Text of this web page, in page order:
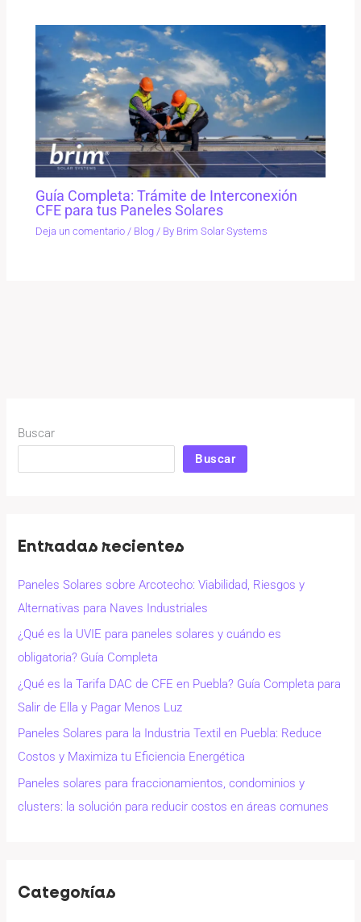
Buscar
Buscar
Entradas recientes
Paneles Solares sobre Arcotecho: Viabilidad, Riesgos y
Alternativas para Naves Industriales
¿Qué es la UVIE para paneles solares y cuándo es
obligatoria? Guía Completa
¿Qué es la Tarifa DAC de CFE en Puebla? Guía Completa para
Salir de Ella y Pagar Menos Luz
Paneles Solares para la Industria Textil en Puebla: Reduce
Costos y Maximiza tu Eficiencia Energética
Paneles solares para fraccionamientos, condominios y
clusters: la solución para reducir costos en áreas comunes
Categorías
Guía Completa: Trámite de Interconexión
CFE para tus Paneles Solares
Deja un comentario / Blog / By Brim Solar Systems